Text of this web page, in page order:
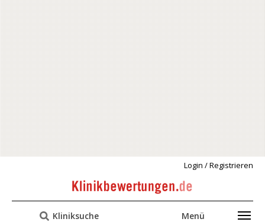
Login / Registrieren
Kliniksuche Menü